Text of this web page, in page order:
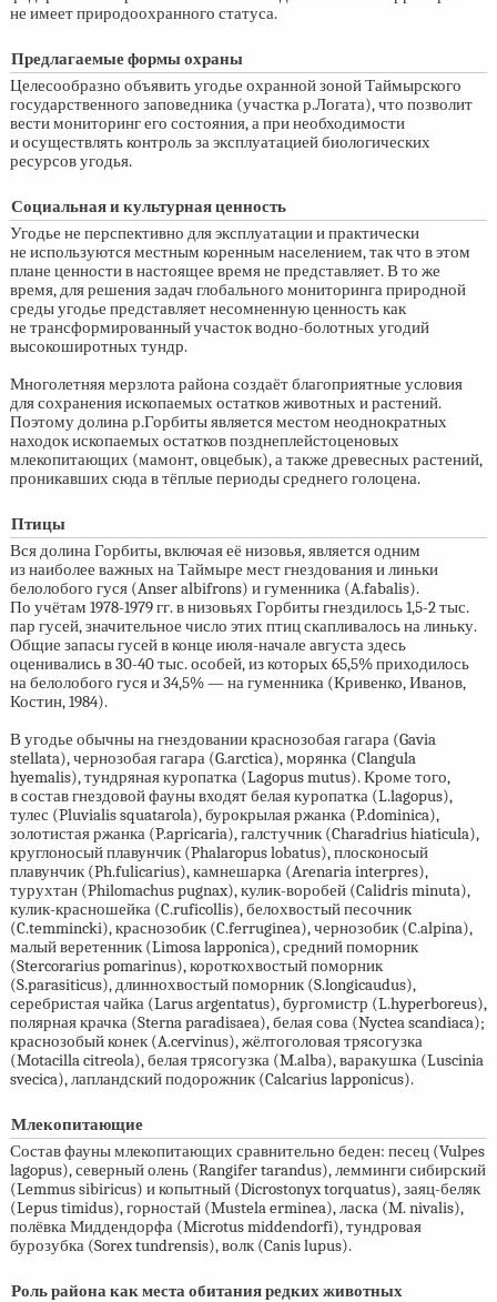
не имеет природоохранного статуса.
Предлагаемые формы охраны
Целесообразно объявить угодье охранной зоной Таймырского
государственного заповедника (участка р.Логата), что позволит
вести мониторинг его состояния, а при необходимости
и осуществлять контроль за эксплуатацией биологических
ресурсов угодья.
Социальная и культурная ценность
Угодье не перспективно для эксплуатации и практически
не используются местным коренным населением, так что в этом
плане ценности в настоящее время не представляет. В то же
время, для решения задач глобального мониторинга природной
среды угодье представляет несомненную ценность как
не трансформированный участок водно-болотных угодий
высокоширотных тундр.
Многолетняя мерзлота района создаёт благоприятные условия
для сохранения ископаемых остатков животных и растений.
Поэтому долина р.Горбиты является местом неоднократных
находок ископаемых остатков позднеплейстоценовых
млекопитающих (мамонт, овцебык), а также древесных растений,
проникавших сюда в тёплые периоды среднего голоцена.
Птицы
Вся долина Горбиты, включая её низовья, является одним
из наиболее важных на Таймыре мест гнездования и линьки
белолобого гуся (Anser albifrons) и гуменника (A.fabalis).
По учётам 1978-1979 гг.в низовьях Горбиты гнездилось1,5-2 тыс.
пар гусей, значительное число этих птиц скапливалось на линьку.
Общие запасы гусей в конце июля-начале августа здесь
оценивались в30-40 тыс.особей, из которых 65,5% приходилось
на белолобого гуся и 34,5% — на гуменника (Кривенко, Иванов,
Костин, 1984).
В угодье обычны на гнездовании краснозобая гагара (Gavia
stellata), чернозобая гагара (G.arctica), морянка (Clangula
hyemalis), тундряная куропатка (Lagopus mutus). Кроме того,
в состав гнездовой фауны входят белая куропатка (L.lagopus),
тулес (Pluvialis squatarola), бурокрылая ржанка (P.dominica),
золотистая ржанка (P.apricaria), галстучник (Charadrius hiaticula),
круглоносый плавунчик (Phalaropus lobatus), плосконосый
плавунчик (Ph.fulicarius), камнешарка (Arenaria interpres),
турухтан (Philomachus pugnax), кулик-воробей (Calidris minuta),
кулик-красношейка (C.ruficollis), белохвостый песочник
(C.temmincki), краснозобик (C.ferruginea), чернозобик (C.alpina),
малый веретенник (Limosa lapponica), средний поморник
(Stercorarius pomarinus), короткохвостый поморник
(S.parasiticus), длиннохвостый поморник (S.longicaudus),
серебристая чайка (Larus argentatus), бургомистр (L.hyperboreus),
полярная крачка (Sterna paradisaea), белая сова (Nyctea scandiaca);
краснозобый конек (A.cervinus), жёлтоголовая трясогузка
(Motacilla citreola), белая трясогузка (M.alba), варакушка (Luscinia
svecica), лапландский подорожник (Calcarius lapponicus).
Млекопитающие
Состав фауны млекопитающих сравнительно беден: песец (Vulpes
lagopus), северный олень (Rangifer tarandus), лемминги сибирский
(Lemmus sibiricus) и копытный (Dicrostonyx torquatus), заяц-беляк
(Lepus timidus), горностай (Mustela erminea), ласка (M. nivalis),
полёвка Миддендорфа (Microtus middendorfi), тундровая
бурозубка (Sorex tundrensis), волк (Canis lupus).
Роль района как места обитания редких животных